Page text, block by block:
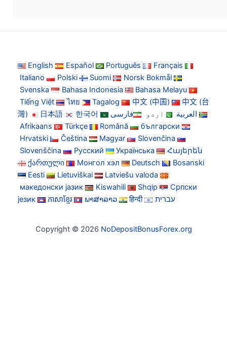
English Español Português
Français
Italiano
Polski Suomi
Norsk Bokmål
Svenska
Bahasa Indonesia
Bahasa Melayu
Tiếng Việt
ไทย Tagalog 中文 (中国)
中文 (台
灣)
日本語 한국어 العربية اردو
فارسی
Afrikaans
Türkçe Română
български
Hrvatski
Čeština Magyar
Slovenčina
Slovenščina
Русский Українська
Հայերեն
ქართული
Монгол хэл Deutsch
Bosanski
Eesti
Lietuviškai
Latviešu valoda
македонски јазик
Kiswahili Shqip
Српски
језик
ភាសាខ្មែរ ພາສາລາວ हिन्दी עברית
Copyright © 2026 NoDepositBonusForex.org